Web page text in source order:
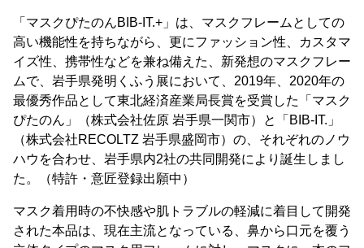
「マスクぴたのんBIB-IT.+」は、マスクフレームとしての
高い機能性を持ちながら、更にファッション性、カスタマ
イズ性、携帯性などを兼ね備えた、新発想のマスクフレー
ムで、岩手県発明くふう展において、2019年、2020年の
最優秀作品として東北経済産業局長賞を受賞した「マスク
ぴたのん」（株式会社佐原 岩手県一関市）と「BIB-IT.」
（株式会社RECOLTZ 岩手県盛岡市）の、それぞれのノウ
ハウを合わせ、岩手県内2社の共同開発により誕生しまし
た。（特許・意匠登録出願中）
マスク着用時の不快感や肌トラブルの軽減に着目して開発
された本品は、現在主流となっている、鼻から口元を覆う